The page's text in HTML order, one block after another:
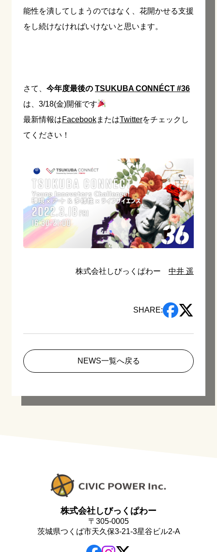
能性を潰してしまうのではなく、花開かせる支援
をし続けなければいけないと思います。
さて、 今年度最後の TSUKUBA CONNÉCT #36
は、3/18(金)開催です
最新情報はFacebookまたはTwitterをチェックし
てください！
株式会社しびっくぱわー 中井 遥
SHARE:
NEWS一覧へ戻る
株式会社しびっくぱわー
〒305-0005
茨城県つくば市天久保3-21-3星谷ビル2-A